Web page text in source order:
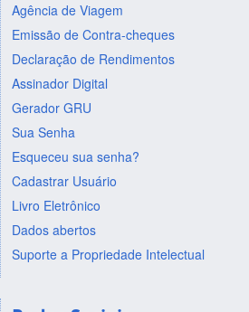
Agência de Viagem
Emissão de Contra-cheques
Declaração de Rendimentos
Assinador Digital
Gerador GRU
Sua Senha
Esqueceu sua senha?
Cadastrar Usuário
Livro Eletrônico
Dados abertos
Suporte a Propriedade Intelectual